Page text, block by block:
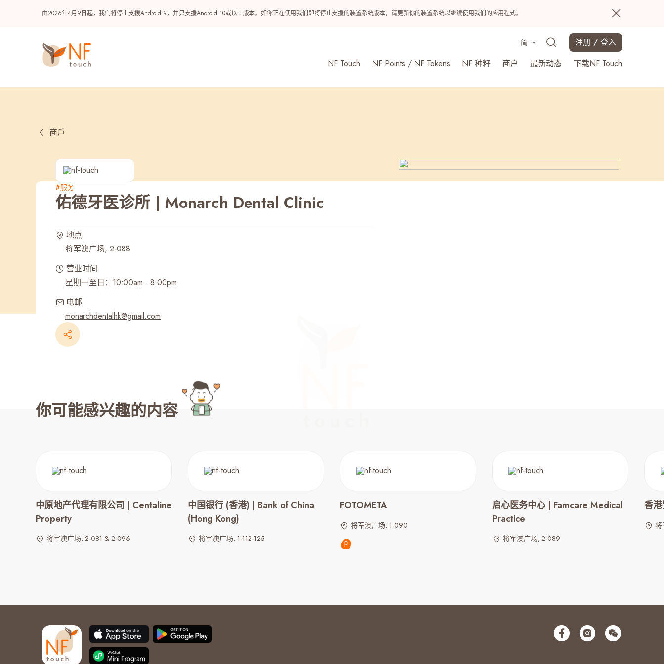
由2026年4月9日起，我们将停止支援Android 9，并只支援Android 10或以上版本。如你正在使用我们即将停止支援的装置系统版本，请更新你的装置系统以继续使用我们的应用程式。
简
注册 / 登入
NF Touch
NF Points / NF Tokens NF 种籽 商户 最新动态 下载NF Touch
热门
NF 种籽 NF Points AIRSIDE 奖赏
最近搜寻纪录
商戶
#服务
佑德牙医诊所 | Monarch Dental Clinic
地点
将军澳广场, 2-088
营业时间
星期一至日：10:00am - 8:00pm
电邮
monarchdentalhk@gmail.com
你可能感兴趣的内容
中原地产代理有限公司 | Centaline
Property
将军澳广场, 2-081 & 2-096
中国银行 (香港) | Bank of China
(Hong Kong)
将军澳广场, 1-112-125
FOTOMETA
将军澳广场, 1-090
启心医务中心 | Famcare Medical
Practice
将军澳广场, 2-089
香
将